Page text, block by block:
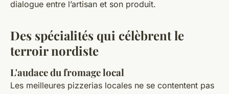
dialogue entre l’artisan et son produit.
Des spécialités qui célèbrent le
terroir nordiste
L'audace du fromage local
Les meilleures pizzerias locales ne se contentent pas